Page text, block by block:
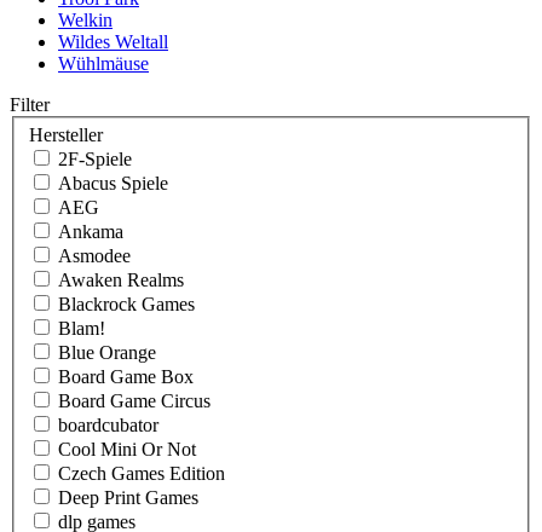
Welkin
Wildes Weltall
Wühlmäuse
Filter
Hersteller
2F-Spiele
Abacus Spiele
AEG
Ankama
Asmodee
Awaken Realms
Blackrock Games
Blam!
Blue Orange
Board Game Box
Board Game Circus
boardcubator
Cool Mini Or Not
Czech Games Edition
Deep Print Games
dlp games